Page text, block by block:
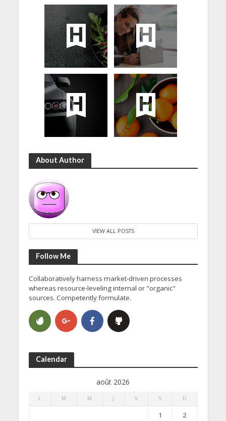
About Author
VIEW ALL POSTS
Follow Me
Collaboratively harness market-driven processes
whereas resource-leveling internal or "organic"
sources. Competently formulate.
Calendar
août 2026
L M M J V S D
1
2